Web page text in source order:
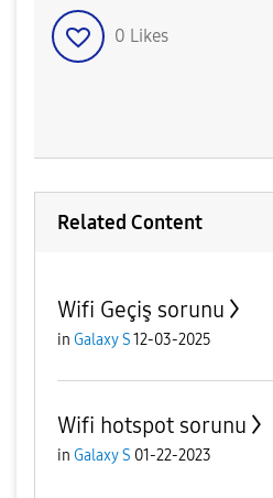
0 Likes
Related Content
Wifi Geçiş sorunu
in Galaxy S12-03-2025
Wifi hotspot sorunu
in Galaxy S 01-22-2023